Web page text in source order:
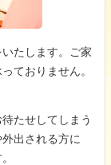
たします。ご家
ておりません。
たせしてしまう
出される方に